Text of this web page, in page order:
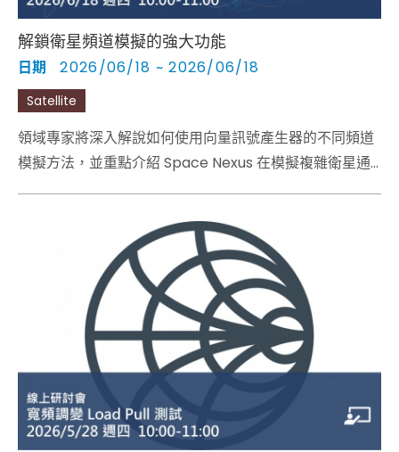
解鎖衛星頻道模擬的強大功能
日期 2026/06/18 ~ 2026/06/18
Satellite
領域專家將深入解說如何使用向量訊號產生器的不同頻道
模擬方法，並重點介紹 Space Nexus 在模擬複雜衛星通